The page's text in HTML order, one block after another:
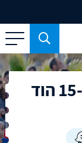
כפתור
משמש
עבור
מכשירים
בעליטריאתלון הילדים.ות ה-15 הוד